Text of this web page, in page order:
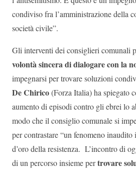
condiviso fra l’amministrazione della
società civile”.
Gli interventi dei consiglieri comunali
volontà sincera di dialogare con la
impegnarsi per trovare soluzioni
De Chirico(Forza Italia) ha spiegato
aumento di episodi contro gli ebrei lo
modo che il consiglio comunale si
per contrastare “un fenomeno
d’oro della resistenza. L’incontro di
di un percorso insieme pertrovare